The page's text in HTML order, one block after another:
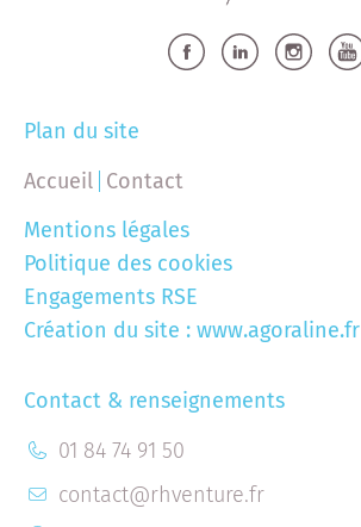
Plan du site
Accueil Contact
Mentions légales
Politique des cookies
Engagements RSE
Création du site : www.agoraline.fr
Contact & renseignements
01 84 74 91 50
contact@rhventure.fr